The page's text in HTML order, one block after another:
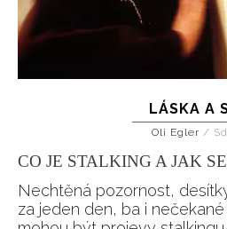
REDAKCE
LÁSKA A
Oli Egler /
CO JE STALKING A JAK
Nechtěná pozornost,
za jeden den, ba i